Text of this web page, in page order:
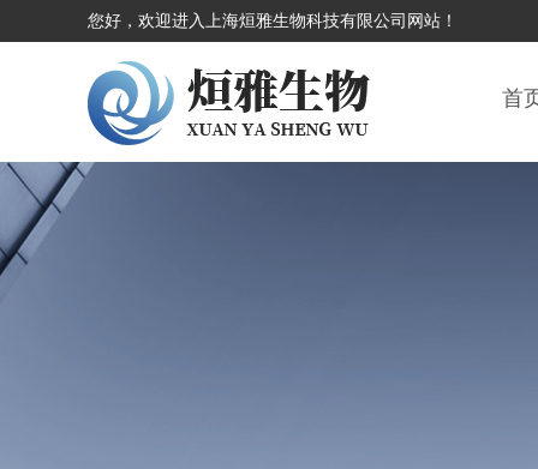
您好，欢迎进入上海烜雅生物科技有限公司网站！
首